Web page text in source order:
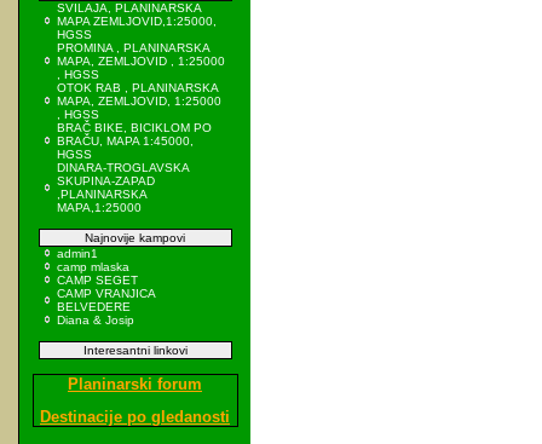
SVILAJA, PLANINARSKA
MAPA ZEMLJOVID,1:25000,
HGSS
PROMINA , PLANINARSKA
MAPA, ZEMLJOVID , 1:25000
, HGSS
OTOK RAB , PLANINARSKA
MAPA, ZEMLJOVID, 1:25000
, HGSS
BRAČ BIKE, BICIKLOM PO
BRAČU, MAPA 1:45000,
HGSS
DINARA-TROGLAVSKA
SKUPINA-ZAPAD
,PLANINARSKA
MAPA,1:25000
Najnovije kampovi
admin1
camp mlaska
CAMP SEGET
CAMP VRANJICA
BELVEDERE
Diana & Josip
Interesantni linkovi
Planinarski forum
Destinacije po gledanosti